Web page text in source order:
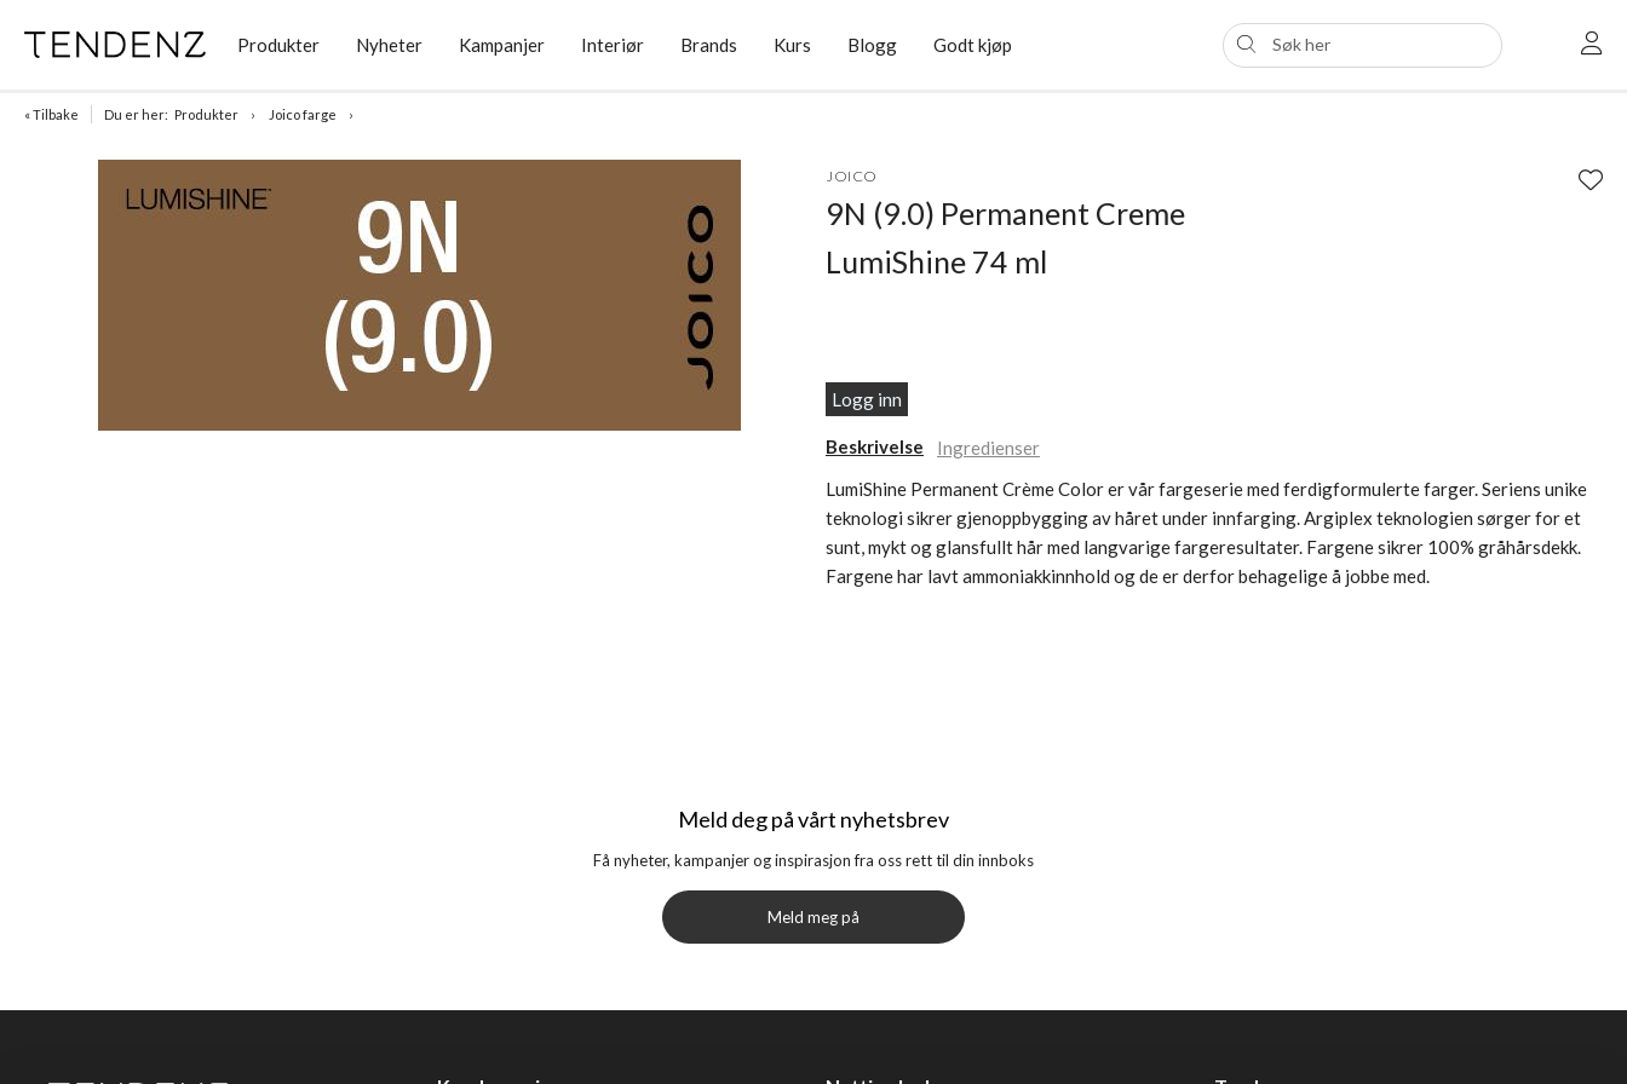
Produkter Nyheter Kampanjer Interiør Brands Kurs Blogg Godt kjøp
« Tilbake Du er her: Produkter Joico farge
JOICO
9N (9.0) Permanent Creme
LumiShine 74 ml
Logg inn
Beskrivelse
Ingredienser
LumiShine Permanent Crème Color er vår fargeserie med ferdigformulerte farger. Seriens unike
teknologi sikrer gjenoppbygging av håret under innfarging. Argiplex teknologien sørger for et
sunt, mykt og glansfullt hår med langvarige fargeresultater. Fargene sikrer 100% gråhårsdekk.
Fargene har lavt ammoniakkinnhold og de er derfor behagelige å jobbe med.
Meld deg på vårt nyhetsbrev
Få nyheter, kampanjer og inspirasjon fra oss rett til din innboks
Meld meg på